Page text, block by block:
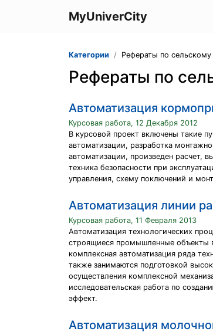
MyUniverCity
Категории Рефераты по сельскому
Рефераты по
Автоматизация
Курсовая работа, 12 Декабря 2012
В курсовой проект включены такие
автоматизации, разработка
автоматизации, произведен расчет,
техника безопасности при
управления, схему поключений и
Автоматизация линии
Курсовая работа, 11 Февраля 2013
Автоматизация технологических
строящиеся промышленные объекты
комплексная автоматизация ряда
также занимаются подготовкой
осуществления комплексной
исследовательская работа по
эффект.
Автоматизация